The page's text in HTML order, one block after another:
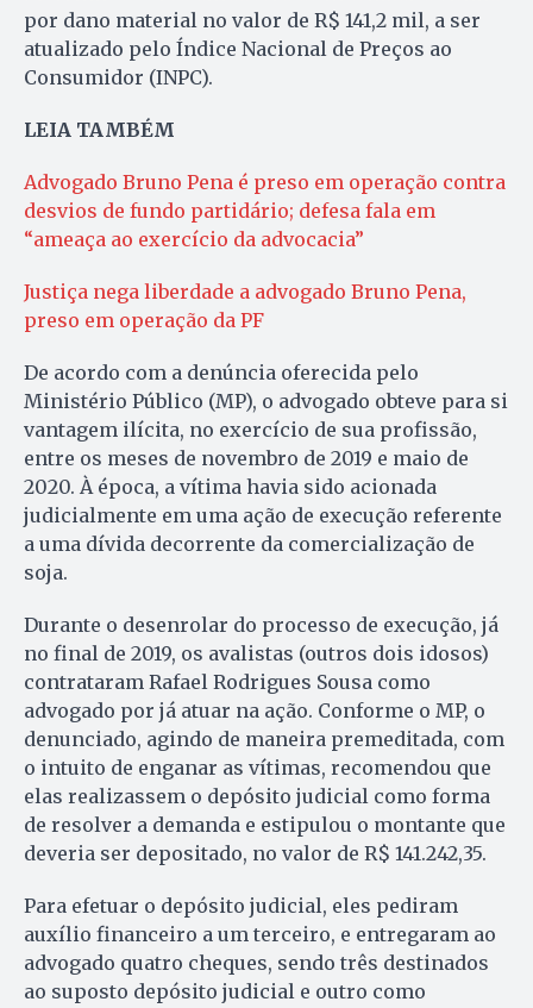
por dano material no valor de R$ 141,2 mil, a ser
atualizado pelo Índice Nacional de Preços ao
Consumidor (INPC).
LEIA TAMBÉM
Advogado Bruno Pena é preso em operação contra
desvios de fundo partidário; defesa fala em
“ameaça ao exercício da advocacia”
Justiça nega liberdade a advogado Bruno Pena,
preso em operação da PF
De acordo com a denúncia oferecida pelo
Ministério Público (MP), o advogado obteve para si
vantagem ilícita, no exercício de sua profissão,
entre os meses de novembro de 2019 e maio de
2020. À época, a vítima havia sido acionada
judicialmente em uma ação de execução referente
a uma dívida decorrente da comercialização de
soja.
Durante o desenrolar do processo de execução, já
no final de 2019, os avalistas (outros dois idosos)
contrataram Rafael Rodrigues Sousa como
advogado por já atuar na ação. Conforme o MP, o
denunciado, agindo de maneira premeditada, com
o intuito de enganar as vítimas, recomendou que
elas realizassem o depósito judicial como forma
de resolver a demanda e estipulou o montante que
deveria ser depositado, no valor de R$ 141.242,35.
Para efetuar o depósito judicial, eles pediram
auxílio financeiro a um terceiro, e entregaram ao
advogado quatro cheques, sendo três destinados
ao suposto depósito judicial e outro como